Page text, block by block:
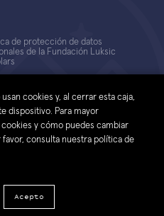
Todos los Derechos Reservados
de protección de datos
de la Fundación Luksic
cookies y, al cerrar esta caja,
dispositivo. Para mayor
y cómo puedes cambiar
consulta nuestra política de
Acepto